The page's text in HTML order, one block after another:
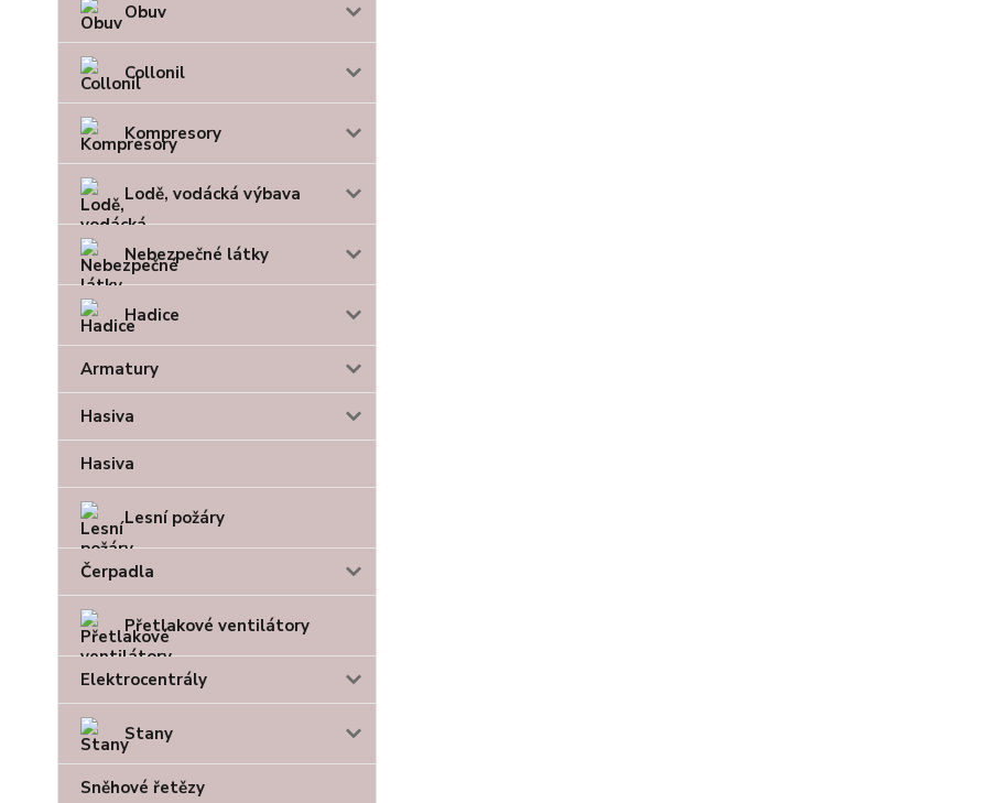
Obuv
Collonil
Kompresory
Lodě, vodácká výbava
Nebezpečné látky
Hadice
Armatury
Hasiva
Hasiva
Lesní požáry
Čerpadla
Přetlakové ventilátory
Elektrocentrály
Stany
Sněhové řetězy